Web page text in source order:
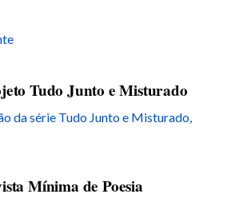
Tudo Junto e Misturado
da série Tudo Junto e Misturado,
Mínima de Poesia